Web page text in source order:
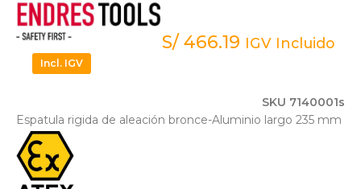
S/ 466.19 IGV Incluido
Incl. IGV
SKU 7140001s
Espatula rigida de aleación bronce-Aluminio largo 235 mm